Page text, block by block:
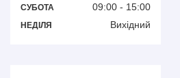
СУБОТА 09:00 15:00
НЕДІЛЯ Вихідний